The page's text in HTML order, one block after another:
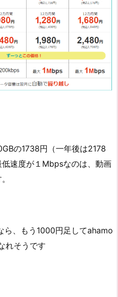
の1738円（一年後は2178
速度が１Mbpsなのは、動画
ら、もう1000円足してahamo
れそうです